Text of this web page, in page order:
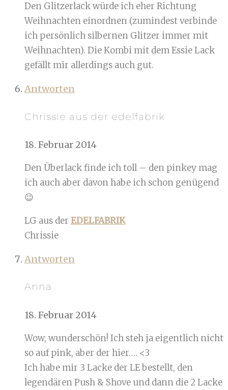
Den Glitzerlack würde ich eher Richtung
Weihnachten einordnen (zumindest verbinde
ich persönlich silbernen Glitzer immer mit
Weihnachten). Die Kombi mit dem Essie Lack
gefällt mir allerdings auch gut.
Antworten
Chrissie aus der edelfabrik
18. Februar 2014
Den Überlack finde ich toll – den pinkey mag
ich auch aber davon habe ich schon genügend
😉
LG aus der EDELFABRIK
Chrissie
Antworten
Anna
18. Februar 2014
Wow, wunderschön! Ich steh ja eigentlich nicht
so auf pink, aber der hier…. <3
Ich habe mir 3 Lacke der LE bestellt, den
legendären Push & Shove und dann die 2 Lacke